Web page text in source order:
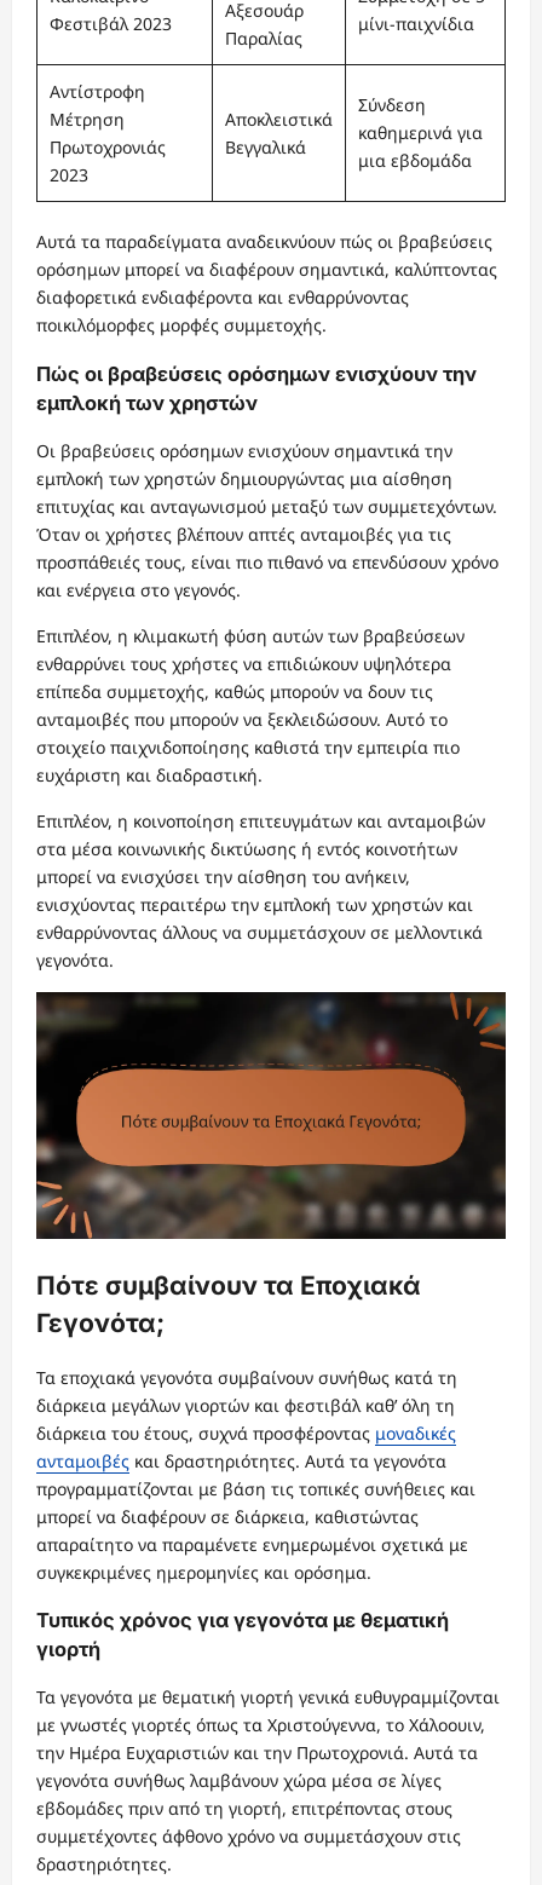
Φεστιβάλ 2023
Αξεσουάρ
Παραλίας
μίνι-παιχνίδια
Αντίστροφη
Μέτρηση
Πρωτοχρονιάς
2023
Αποκλειστικά
Βεγγαλικά
Σύνδεση
καθημερινά για
μια εβδομάδα
Αυτά τα παραδείγματα αναδεικνύουν πώς οι βραβεύσεις
ορόσημων μπορεί να διαφέρουν σημαντικά, καλύπτοντας
διαφορετικά ενδιαφέροντα και ενθαρρύνοντας
ποικιλόμορφες μορφές συμμετοχής.
Πώς οι βραβεύσεις ορόσημων ενισχύουν την
εμπλοκή των χρηστών
Οι βραβεύσεις ορόσημων ενισχύουν σημαντικά την
εμπλοκή των χρηστών δημιουργώντας μια αίσθηση
επιτυχίας και ανταγωνισμού μεταξύ των συμμετεχόντων.
Όταν οι χρήστες βλέπουν απτές ανταμοιβές για τις
προσπάθειές τους, είναι πιο πιθανό να επενδύσουν χρόνο
και ενέργεια στο γεγονός.
Επιπλέον, η κλιμακωτή φύση αυτών των βραβεύσεων
ενθαρρύνει τους χρήστες να επιδιώκουν υψηλότερα
επίπεδα συμμετοχής, καθώς μπορούν να δουν τις
ανταμοιβές που μπορούν να ξεκλειδώσουν. Αυτό το
στοιχείο παιχνιδοποίησης καθιστά την εμπειρία πιο
ευχάριστη και διαδραστική.
Επιπλέον, η κοινοποίηση επιτευγμάτων και ανταμοιβών
στα μέσα κοινωνικής δικτύωσης ή εντός κοινοτήτων
μπορεί να ενισχύσει την αίσθηση του ανήκειν,
ενισχύοντας περαιτέρω την εμπλοκή των χρηστών και
ενθαρρύνοντας άλλους να συμμετάσχουν σε μελλοντικά
γεγονότα.
Πότε συμβαίνουν τα Εποχιακά
Γεγονότα;
Τα εποχιακά γεγονότα συμβαίνουν συνήθως κατά τη
διάρκεια μεγάλων γιορτών και φεστιβάλ καθ’ όλη τη
διάρκεια του έτους, συχνά προσφέροντας μοναδικές
ανταμοιβές και δραστηριότητες. Αυτά τα γεγονότα
προγραμματίζονται με βάση τις τοπικές συνήθειες και
μπορεί να διαφέρουν σε διάρκεια, καθιστώντας
απαραίτητο να παραμένετε ενημερωμένοι σχετικά με
συγκεκριμένες ημερομηνίες και ορόσημα.
Τυπικός χρόνος για γεγονότα με θεματική
γιορτή
Τα γεγονότα με θεματική γιορτή γενικά ευθυγραμμίζονται
με γνωστές γιορτές όπως τα Χριστούγεννα, το Χάλοουιν,
την Ημέρα Ευχαριστιών και την Πρωτοχρονιά. Αυτά τα
γεγονότα συνήθως λαμβάνουν χώρα μέσα σε λίγες
εβδομάδες πριν από τη γιορτή, επιτρέποντας στους
συμμετέχοντες άφθονο χρόνο να συμμετάσχουν στις
δραστηριότητες.